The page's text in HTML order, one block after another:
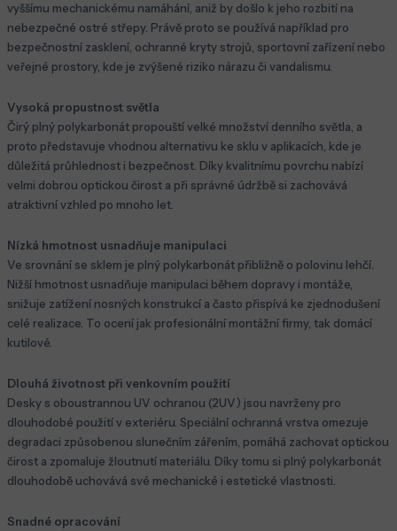
vyššímu mechanickému namáhání, aniž by došlo k jeho rozbití na
nebezpečné ostré střepy. Právě proto se používá například pro
bezpečnostní zasklení, ochranné kryty strojů, sportovní zařízení nebo
veřejné prostory, kde je zvýšené riziko nárazu či vandalismu.
Vysoká propustnost světla
Čirý plný polykarbonát propouští velké množství denního světla, a
proto představuje vhodnou alternativu ke sklu v aplikacích, kde je
důležitá průhlednost i bezpečnost. Díky kvalitnímu povrchu nabízí
velmi dobrou optickou čirost a při správné údržbě si zachovává
atraktivní vzhled po mnoho let.
Nízká hmotnost usnadňuje manipulaci
Ve srovnání se sklem je plný polykarbonát přibližně o polovinu lehčí.
Nižší hmotnost usnadňuje manipulaci během dopravy i montáže,
snižuje zatížení nosných konstrukcí a často přispívá ke zjednodušení
celé realizace. To ocení jak profesionální montážní firmy, tak domácí
kutilové.
Dlouhá životnost při venkovním použití
Desky s oboustrannou UV ochranou (2UV) jsou navrženy pro
dlouhodobé použití v exteriéru. Speciální ochranná vrstva omezuje
degradaci způsobenou slunečním zářením, pomáhá zachovat optickou
čirost a zpomaluje žloutnutí materiálu. Díky tomu si plný polykarbonát
dlouhodobě uchovává své mechanické i estetické vlastnosti.
Snadné opracování